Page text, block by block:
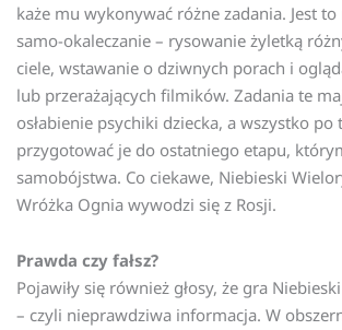
każe mu wykonywać różne zadania. Jest to
samo-okaleczanie – rysowanie żyletką
ciele, wstawanie o dziwnych porach i
lub przerażających filmików. Zadania te
osłabienie psychiki dziecka, a wszystko po
przygotować je do ostatniego etapu,
samobójstwa. Co ciekawe, Niebieski
Wróżka Ognia wywodzi się z Rosji.
Prawda czy fałsz?
Pojawiły się również głosy, że gra
– czyli nieprawdziwa informacja. W